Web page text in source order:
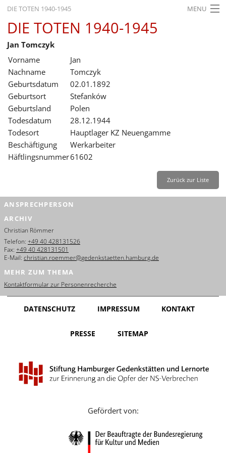
DIE TOTEN 1940-1945 MENU
STARTSEITE
AKTUELLES
AUSSTELLUNGEN
GESCHICHTE
BILDUNG
FORSCHUNG
SERVICE
Français
Dansk
Español
Nederlands
Português
Русский
Leichte Sprache
DIE TOTEN 1940-1945
Jan Tomczyk
Vorname
Jan
Nachname
Tomczyk
Geburtsdatum
02.01.1892
Geburtsort
Stefanków
Geburtsland
Polen
Todesdatum
28.12.1944
Todesort
Hauptlager KZ Neuengamme
Beschäftigung
Werkarbeiter
Häftlingsnummer61602
Zurück zur Liste
ANSPRECHPERSON
ARCHIV
Christian Römmer
Telefon: +49 40 428131526
Fax: +49 40 428131501
E-Mail: christian.roemmer@gedenkstaetten.hamburg.de
MEHR ZUM THEMA
Kontaktformular zur Personenrecherche
DATENSCHUTZ IMPRESSUM KONTAKT
PRESSE SITEMAP
Gefördert von: